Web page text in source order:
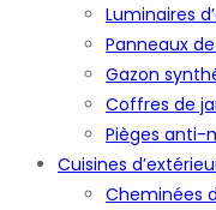
Luminaires
Panneaux
Gazon
Coffres de
Pièges anti-
Cuisines
Cheminées